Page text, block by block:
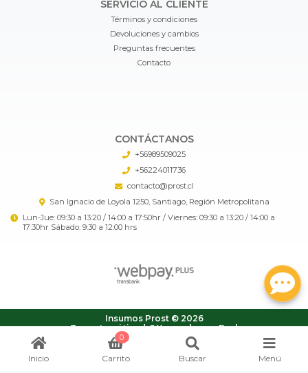
SERVICIO AL CLIENTE
Términos y condiciones
Devoluciones y cambios
Preguntas frecuentes
Contacto
CONTÁCTANOS
+56989509025
+56224011736
contacto@prost.cl
San Ignacio de Loyola 1250, Santiago, Región Metropolitana
Lun-Jue: 09:30 a 13:20 / 14:00 a 17:50hr / Viernes: 09:30 a 13:20 / 14:00 a
17:30hr Sábado: 9:30 a 12:00 hrs
Insumos Prost © 2026
¿Te gusta mi tienda? Yo vendo conBsale
Inicio
0
Carrito Buscar Menú